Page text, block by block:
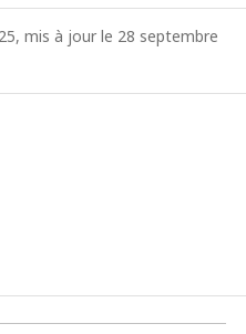
mis à jour le 28 septembre